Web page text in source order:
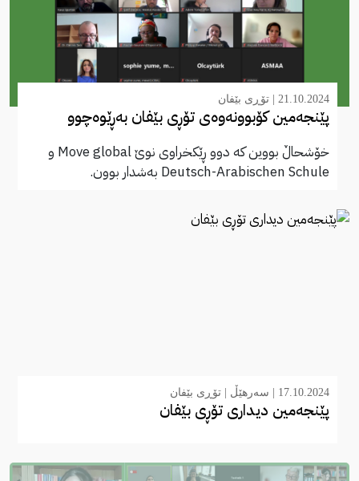
21.10.2024 | تۆڕی بێفان
پێنجەمین کۆبوونەوەی تۆڕی بێفان بەڕێوەچوو
خۆشحاڵ بووین کە دوو ڕێکخراوی نوێ Move global و
Deutsch-Arabischen Schule بەشدار بوون.
17.10.2024 | سەرهێڵ تۆڕی بێفان
پێنجەمین دیداری تۆڕی بێفان